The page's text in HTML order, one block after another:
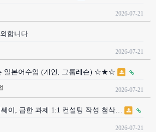
2026-07-21
합니다
2026-07-21
본어수업 (개인, 그룹레슨) ☆★☆
2026-07-21
이, 급한 과제 1:1 컨설팅 작성 첨삭…
2026-07-21